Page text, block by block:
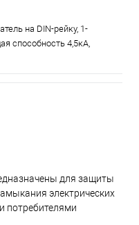
на DIN-рейку, 1-
способность 4,5кА,
для защиты
электрических
потребителями